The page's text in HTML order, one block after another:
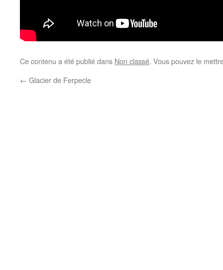
Ce contenu a été publié dans Non classé. Vous pouvez le
← Glacier de Ferpecle